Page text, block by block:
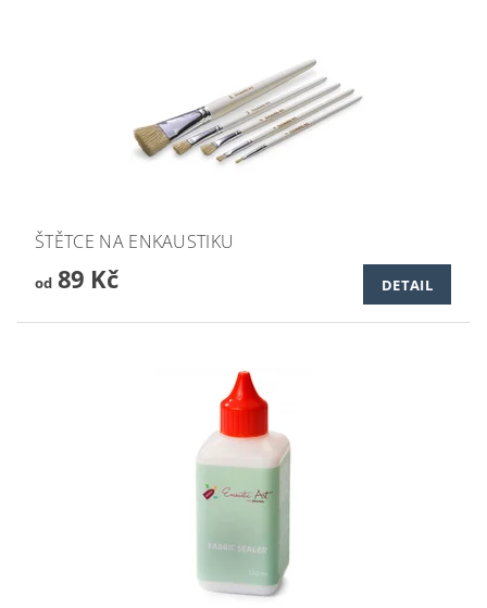
ŠTĚTCE NA ENKAUSTIKU
od89 Kč DETAIL